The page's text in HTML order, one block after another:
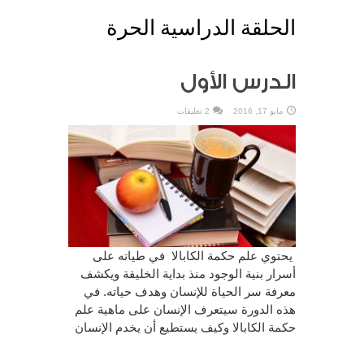
الحلقة الدراسية الحرة
الدرس الأول
مايو 17, 2016 2 تعليقات
يحتوي علم حكمة الكابالا في طياته على
أسرار بنية الوجود منذ بداية الخليقة ويكشف
معرفة سر الحياة للإنسان وهدف حياته. في
هذه الدورة سيتعرف الإنسان على ماهية علم
حكمة الكابالا وكيف يستطيع أن يخدم الإنسان